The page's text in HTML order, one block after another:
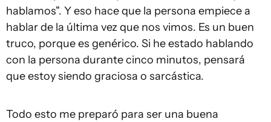
hablamos". Y eso hace que la persona empiece a
hablar de la última vez que nos vimos. Es un buen
truco, porque es genérico. Si he estado hablando
con la persona durante cinco minutos, pensará
que estoy siendo graciosa o sarcástica.
Todo esto me preparó para ser una buena